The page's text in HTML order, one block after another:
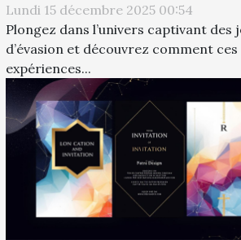
Lundi 15 décembre 2025 00:54
Plongez dans l’univers captivant des
d’évasion et découvrez comment ces
expériences...